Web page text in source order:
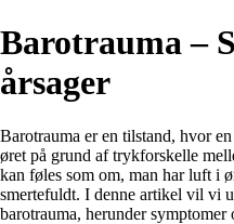
Barotrauma –
årsager
Barotrauma er en tilstand, hvor
øret på grund af trykforskelle
kan føles som om, man har luft i
smertefuldt. I denne artikel vil vi
barotrauma, herunder symptomer